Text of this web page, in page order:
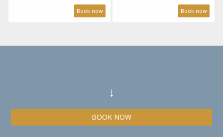
Book now
Book now
↓
BOOK NOW